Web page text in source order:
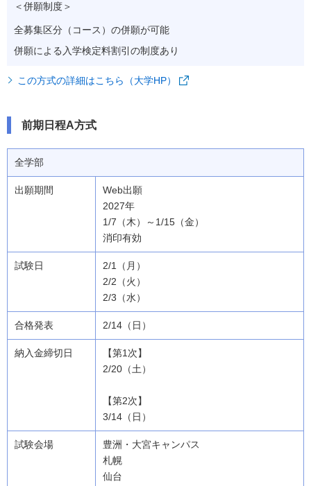
＜併願制度＞
全募集区分（コース）の併願が可能
併願による入学検定料割引の制度あり
この方式の詳細はこちら（大学HP）
前期日程A方式
全学部
Web出願
2027年
1/7（木）～1/15（金）
消印有効
2/1（月）
2/2（火）
2/3（水）
2/14（日）
【第1次】
2/20（土）
【第2次】
3/14（日）
豊洲・大宮キャンパス
札幌
仙台